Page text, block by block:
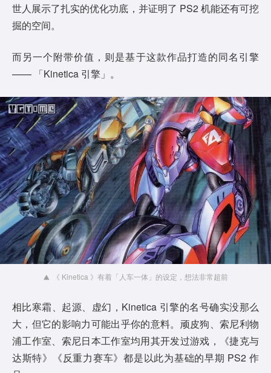
世人展示了扎实的优化功底，并证明了 PS2 机能还有可挖
掘的空间。
而另一个附带价值，则是基于这款作品打造的同名引擎
—— 「Kinetica 引擎」。
《 Kinetica 》有着「人车一体」的设定，想法非常超前
相比寒霜、起源、虚幻，Kinetica 引擎的名号确实没那么
大，但它的影响力可能出乎你的意料。顽皮狗、索尼利物
浦工作室、索尼日本工作室均用其开发过游戏，《捷克与
达斯特》《反重力赛车》都是以此为基础的早期 PS2 作